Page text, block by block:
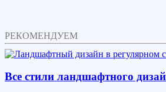
РЕКОМЕНДУЕМ
Все стили ландшафтного